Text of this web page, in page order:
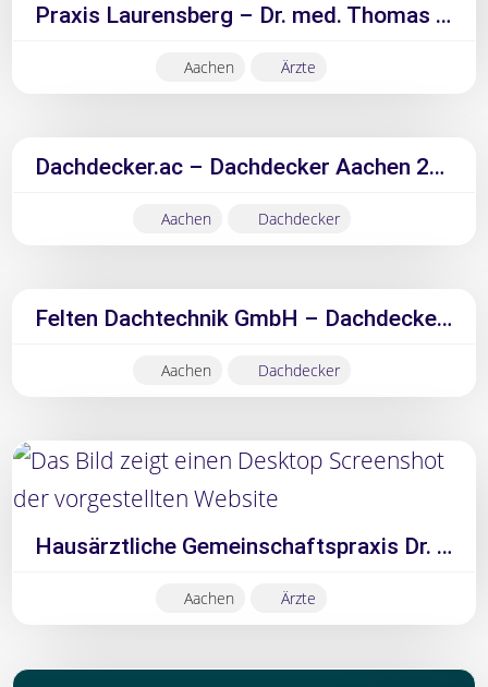
Praxis Laurensberg – Dr. med. Thomas Schwarze
Aachen Ärzte
Dachdecker.ac – Dachdecker Aachen 2026
Aachen Dachdecker
Felten Dachtechnik GmbH – Dachdecker Aachen 2026
Aachen Dachdecker
Hausärztliche Gemeinschaftspraxis Dr. med. Christina Fritz Dr. med. Britta Smets
Aachen Ärzte